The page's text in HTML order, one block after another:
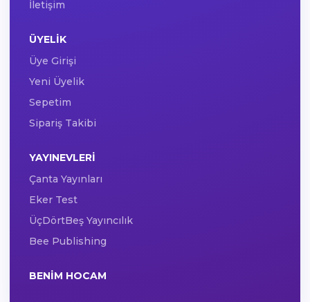
İletişim
ÜYELIK
Üye Girişi
Yeni Üyelik
Sepetim
Sipariş Takibi
YAYINEVLERI
Çanta Yayınları
Eker Test
ÜçDörtBeş Yayıncılık
Bee Publishing
BENIM HOCAM